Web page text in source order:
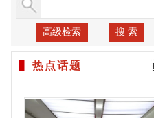
高级检索 搜 索
热点话题